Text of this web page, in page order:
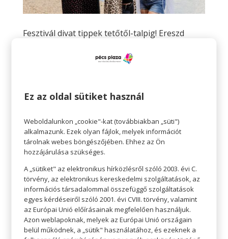
Fesztivál divat tippek tetőtől-talpig! Ereszd
szabadjára a kreativitásod, inspirálódj!
aug 18, 2021
hello fesztivál videó
kreativitásod, inspirálódj! A fesztiválok a nyár
Patrícia és Szwajkovszky Veronika ezúttal, egy kötetlen
beszélgetés keretein belül nyújtanak iránymutatást a...
Legutóbbi bejegyzések
CCC: Új tanév, új kalandok, új kedvencek!
House: Farmer IKONOK
Ez az oldal sütiket használ
Weboldalunkon „cookie"-kat (továbbiakban „süti")
alkalmazunk. Ezek olyan fájlok, melyek információt
tárolnak webes böngészőjében. Ehhez az Ön
hozzájárulása szükséges.
A „sütiket" az elektronikus hírközlésről szóló 2003. évi C.
törvény, az elektronikus kereskedelmi szolgáltatások, az
információs társadalommal összefüggő szolgáltatások
egyes kérdéseiről szóló 2001. évi CVIII. törvény, valamint
az Európai Unió előírásainak megfelelően használjuk.
Azon weblapoknak, melyek az Európai Unió országain
belül működnek, a „sütik" használatához, és ezeknek a